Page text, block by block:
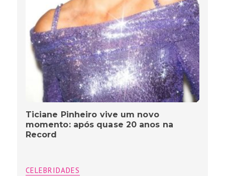
Ticiane Pinheiro vive um novo
momento: após quase 20 anos na
Record
CELEBRIDADES